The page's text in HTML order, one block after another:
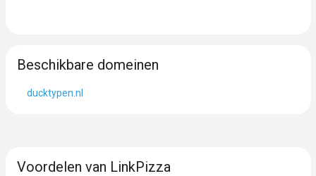
Beschikbare domeinen
ducktypen.nl
Voordelen van LinkPizza